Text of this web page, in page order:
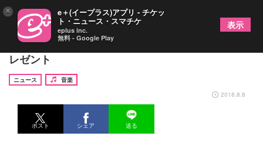
ボン・ジョヴィ来日記念 公式Tシャツを1名様にプ
レゼント
ニュース
音楽
2018.8.8
ポスト シェア 送る
× e＋(イープラス)アプリ - チケッ
ト・ニュース・スマチケ
eplus inc.
無料 - Google Play
表示